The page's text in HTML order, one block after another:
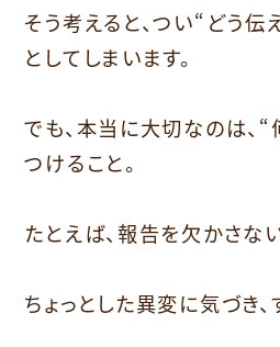
そう考えると、つい“どう伝
としてしまいます。
でも、本当に大切なのは、
つけること。
たとえば、報告を欠かさない
ちょっとした異変に気づき、